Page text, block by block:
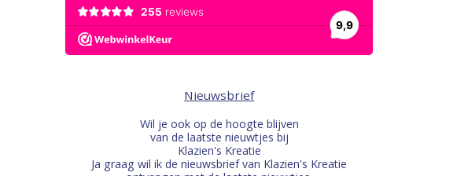
Nieuwsbrief
Wil je ook op de hoogte blijven
van de laatste nieuwtjes bij
Klazien's Kreatie
Ja graag wil ik de nieuwsbrief van Klazien's Kreatie